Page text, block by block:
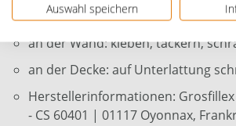
einfach zu verlegen
an der Wand: kleben, tackern,
an der Decke: auf Unterlattung
Herstellerinformationen: Grosfillex
- CS 60401 | 01117 Oyonnax,
Auswahl speichern